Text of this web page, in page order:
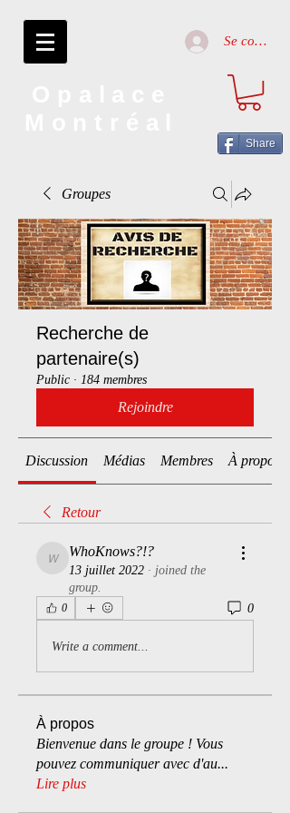
Se connecter
Share
Groupes
Recherche de
partenaire(s)
Public · 184 membres
Rejoindre
Discussion Médias Membres À propos
Retour
WhoKnows?!?
WhoKnows?!?
13 juillet 2022 · joined the
group.
0 0
Write a comment...
À propos
Bienvenue dans le groupe ! Vous
pouvez communiquer avec d'au...
Lire plus